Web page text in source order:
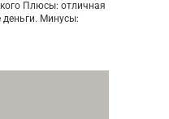
Плюсы: отличная
деньги. Минусы: